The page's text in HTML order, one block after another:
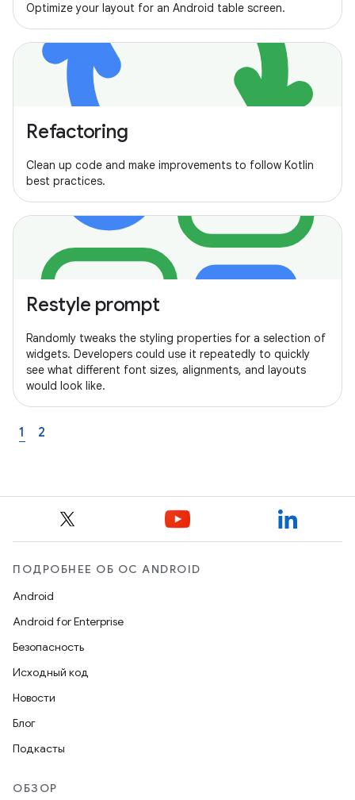
Optimize your layout for an Android table screen.
Refactoring
Clean up code and make improvements to follow Kotlin
best practices.
Restyle prompt
Randomly tweaks the styling properties for a selection of
widgets. Developers could use it repeatedly to quickly
see what different font sizes, alignments, and layouts
would look like.
1 2
ПОДРОБНЕЕ ОБ ОС ANDROID
Android
Android for Enterprise
Безопасность
Исходный код
Новости
Блог
Подкасты
ОБЗОР